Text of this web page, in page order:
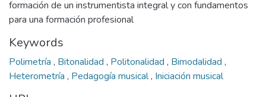
formación de un instrumentista integral y con fundamentos
para una formación profesional
Keywords
Polimetría , Bitonalidad , Politonalidad , Bimodalidad ,
Heterometría , Pedagogía musical, Iniciación musical